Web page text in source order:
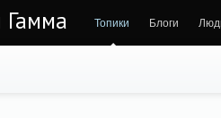
Гамма Топики Блоги